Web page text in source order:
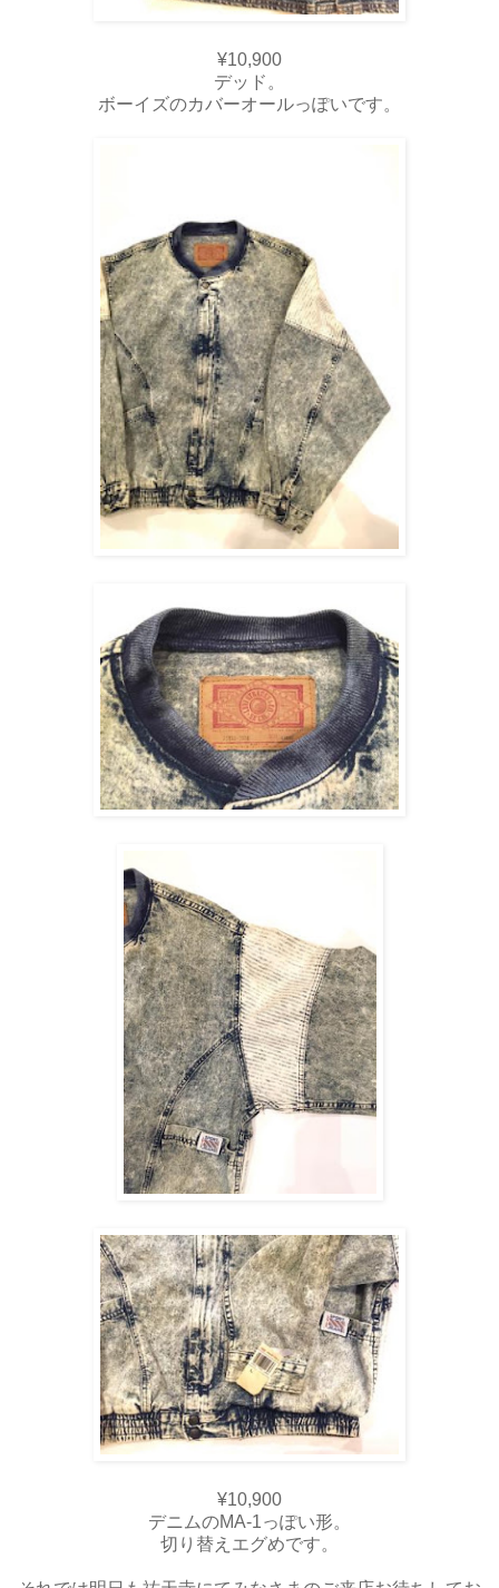
¥10,900
デッド。
ボーイズのカバーオールっぽいです。
¥10,900
デニムのMA-1っぽい形。
切り替えエグめです。